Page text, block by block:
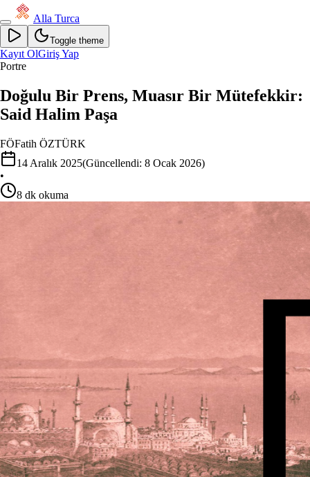
Alla Turca
Toggle theme
Kayıt OlGiriş Yap
Portre
Doğulu Bir Prens, Muasır Bir Mütefekkir:
Said Halim Paşa
FÖFatih ÖZTÜRK
14 Aralık 2025(Güncellendi: 8 Ocak 2026)
•
8 dk okuma